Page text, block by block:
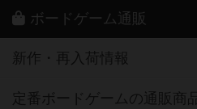
ボードゲーム通販
新作・再入荷情報
定番ボードゲームの通販商